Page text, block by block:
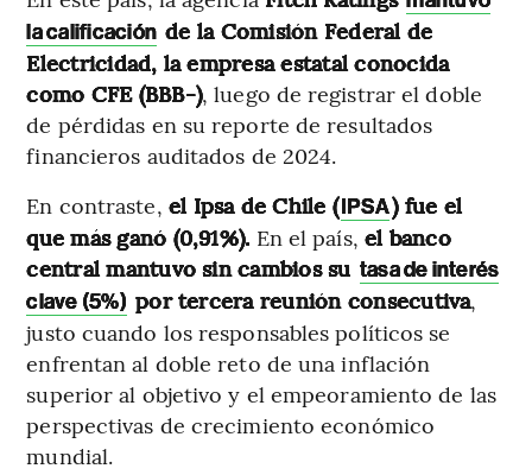
la calificación de la Comisión Federal de
Electricidad, la empresa estatal conocida
como CFE (BBB-), luego de registrar el doble
de pérdidas en su reporte de resultados
financieros auditados de 2024.
En contraste, el Ipsa de Chile (IPSA) fue el
que más ganó (0,91%). En el país, el banco
central mantuvo sin cambios su tasa de interés
clave (5%) por tercera reunión consecutiva,
justo cuando los responsables políticos se
enfrentan al doble reto de una inflación
superior al objetivo y el empeoramiento de las
perspectivas de crecimiento económico
mundial.